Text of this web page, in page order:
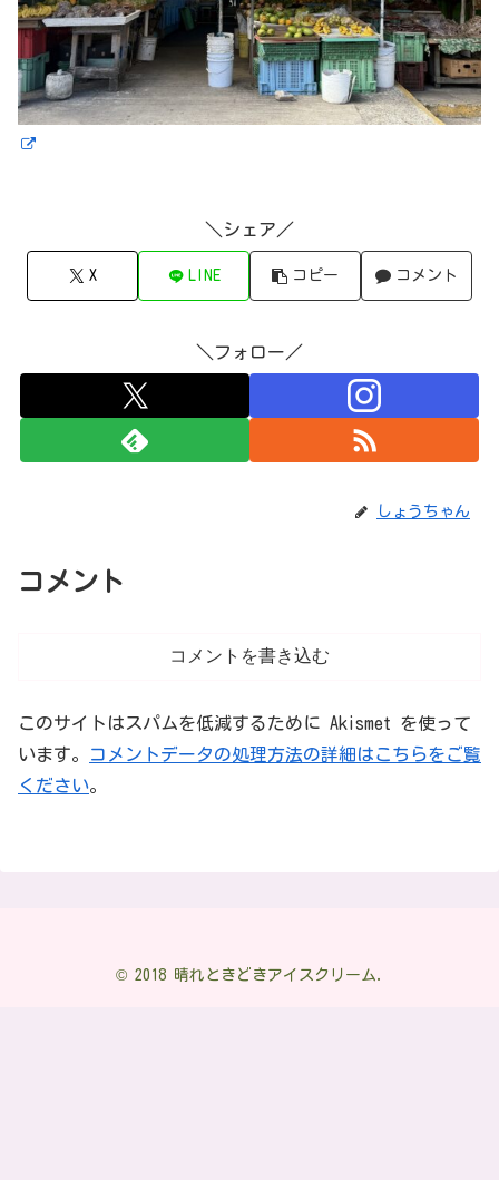
＼シェア／
X LINE コピー コメント
＼フォロー／
しょうちゃん
コメント
コメントを書き込む
このサイトはスパムを低減するために Akismet を使って
います。
コメントデータの処理方法の詳細はこちらをご覧
ください。
© 2018 晴れときどきアイスクリーム.